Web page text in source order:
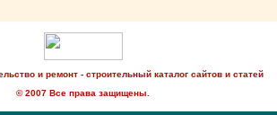
и ремонт - строительный каталог сайтов и статей
© 2007 Все права защищены.